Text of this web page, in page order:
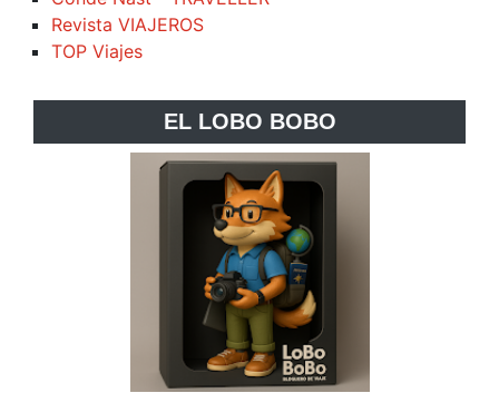
Revista VIAJEROS
TOP Viajes
EL LOBO BOBO